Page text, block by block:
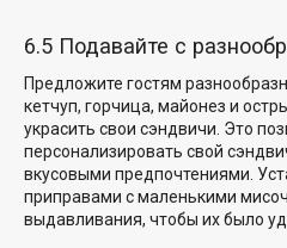
6.5 Подавайте с
Предложите гостям
кетчуп, горчица, майонез и
украсить свои сэндвичи. Это
персонализировать свой
вкусовыми предпочтениями.
приправами с маленькими
выдавливания, чтобы их было